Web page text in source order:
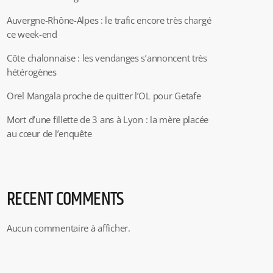
Auvergne-Rhône-Alpes : le trafic encore très chargé
ce week-end
Côte chalonnaise : les vendanges s’annoncent très
hétérogènes
Orel Mangala proche de quitter l’OL pour Getafe
Mort d’une fillette de 3 ans à Lyon : la mère placée
au cœur de l’enquête
RECENT COMMENTS
Aucun commentaire à afficher.